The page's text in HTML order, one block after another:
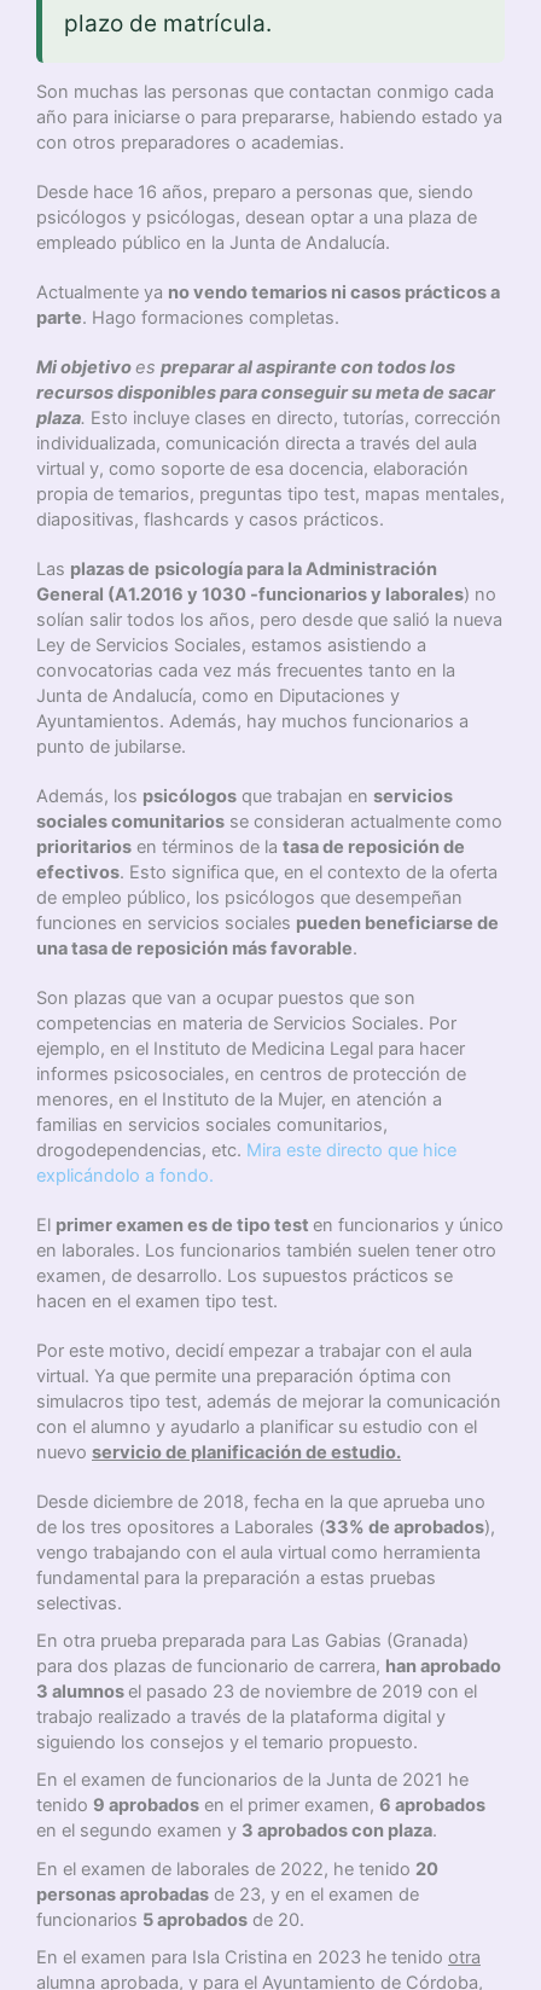
plazo de matrícula.
Son muchas las personas que contactan conmigo cada
año para iniciarse o para prepararse, habiendo estado ya
con otros preparadores o academias.
Desde hace 16 años, preparo a personas que, siendo
psicólogos y psicólogas, desean optar a una plaza de
empleado público en la Junta de Andalucía.
Actualmente ya no vendo temarios ni casos prácticos a
parte. Hago formaciones completas.
Mi objetivoes preparar al aspirante con todos los
recursos disponibles para conseguir su meta de sacar
plaza. Esto incluye clases en directo, tutorías, corrección
individualizada, comunicación directa a través del aula
virtual y, como soporte de esa docencia, elaboración
propia de temarios, preguntas tipo test, mapas mentales,
diapositivas, flashcards y casos prácticos.
Las plazas de psicología para la Administración
General (A1.2016 y 1030 -funcionarios y laborales) no
solían salir todos los años, pero desde que salió la nueva
Ley de Servicios Sociales, estamos asistiendo a
convocatorias cada vez más frecuentes tanto en la
Junta de Andalucía, como en Diputaciones y
Ayuntamientos. Además, hay muchos funcionarios a
punto de jubilarse.
Además, los psicólogos que trabajan en servicios
sociales comunitarios se consideran actualmente como
prioritarios en términos de la tasa de reposición de
efectivos. Esto significa que, en el contexto de la oferta
de empleo público, los psicólogos que desempeñan
funciones en servicios sociales pueden beneficiarse de
una tasa de reposición más favorable.
Son plazas que van a ocupar puestos que son
competencias en materia de Servicios Sociales. Por
ejemplo, en el Instituto de Medicina Legal para hacer
informes psicosociales, en centros de protección de
menores, en el Instituto de la Mujer, en atención a
familias en servicios sociales comunitarios,
drogodependencias, etc. Mira este directo que hice
explicándolo a fondo.
El primer examen es de tipo test en funcionarios y único
en laborales. Los funcionarios también suelen tener otro
examen, de desarrollo. Los supuestos prácticos se
hacen en el examen tipo test.
Por este motivo, decidí empezar a trabajar con el aula
virtual. Ya que permite una preparación óptima con
simulacros tipo test, además de mejorar la comunicación
con el alumno y ayudarlo a planificar su estudio con el
nuevo servicio de planificación de estudio.
Desde diciembre de 2018, fecha en la que aprueba uno
de los tres opositores a Laborales (33% de aprobados),
vengo trabajando con el aula virtual como herramienta
fundamental para la preparación a estas pruebas
selectivas.
En otra prueba preparada para Las Gabias (Granada)
para dos plazas de funcionario de carrera, han aprobado
3 alumnos el pasado 23 de noviembre de 2019 con el
trabajo realizado a través de la plataforma digital y
siguiendo los consejos y el temario propuesto.
En el examen de funcionarios de la Junta de 2021 he
tenido 9 aprobados en el primer examen, 6 aprobados
en el segundo examen y 3 aprobados con plaza.
En el examen de laborales de 2022, he tenido 20
personas aprobadas de 23, y en el examen de
funcionarios 5 aprobados de 20.
En el examen para Isla Cristina en 2023 he tenido otra
alumna aprobada, y para el Ayuntamiento de Córdoba,